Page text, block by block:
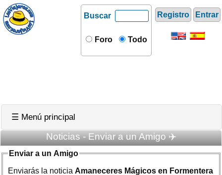
Registro Entrar
Buscar
Foro Todo
☰ Menú principal
Noticias - Enviar a un Amigo ✈️
Enviar a un Amigo
Enviarás la noticia Amaneceres Mágicos en Formentera